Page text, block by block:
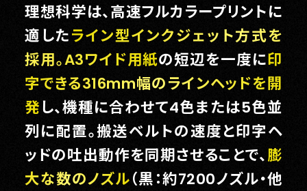
理想科学は、高速フルカラープリントに
適したライン型インクジェット方式を
採用。A3ワイド用紙の短辺を一度に印
字できる316mm幅のラインヘッドを開
発し、機種に合わせて4色または5色並
列に配置。搬送ベルトの速度と印字ヘ
ッドの吐出動作を同期させることで、膨
大な数のノズル（黒：約7200ノズル・他